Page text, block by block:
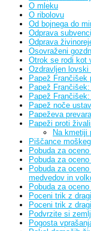
O mleku
O ribolovu
Od bojnega do
Odprava
Odprava
Osovraženi
Otrok se rodi kot
Ozdravljen lovski
Papež Frančišek
Papež
Papež
Papež noče
Papeževa
Papeži proti
Na kmetiji
Piščance
Pobuda za
Pobuda za
Pobuda za
medvedov in
Pobuda za
Poceni trik z
Poceni trik z
Podvrzite si
Pogosta